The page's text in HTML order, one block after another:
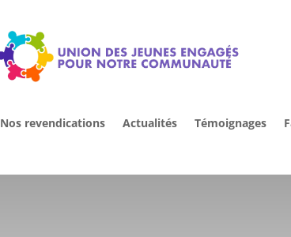
Nos revendications Actualités Témoignages